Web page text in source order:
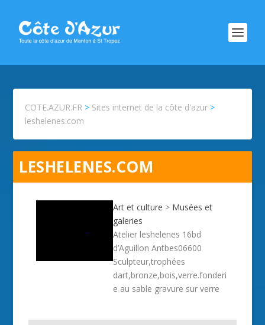
COTE.AZUR.FR > Sites internet de la côte d'azur >
leshelenes.com
LESHELENES.COM
Art et culture > Musées et
galeries
Atelier leshelenes 16bd
d’Aguillon Antbes06600
Sculpteur,trophées
dart,bronze,bois,verre.fonderi
e au sable gravure sur verre